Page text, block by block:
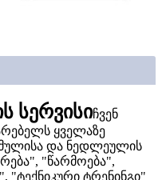
სერვისიჩვენ
ყველაზე
და ნედლეულის
"წარმოება",
"ტექნიკური ტრენინგი"